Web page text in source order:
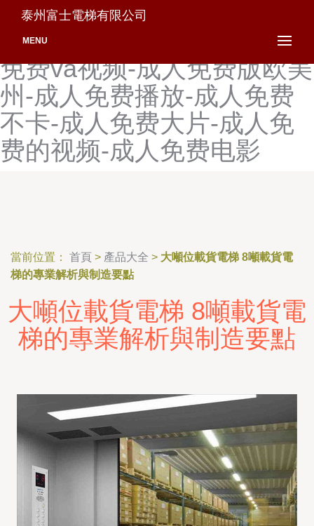
成人免费A片xx-成人免费a
片黄片-成人免费va视-成人
免费va视频-成人免费版欧美
州-成人免费播放-成人免费
不卡-成人免费大片-成人免
费的视频-成人免费电影
泰州富士電梯有限公司
MENU
當前位置： 首頁 > 產品大全 > 大噸位載貨電梯 8噸載貨電
梯的專業解析與制造要點
大噸位載貨電梯 8噸載貨電
梯的專業解析與制造要點